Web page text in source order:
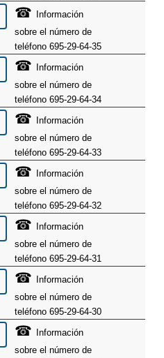
☎ Información
sobre el número de
teléfono 695-29-64-35
☎ Información
sobre el número de
teléfono 695-29-64-34
☎ Información
sobre el número de
teléfono 695-29-64-33
☎ Información
sobre el número de
teléfono 695-29-64-32
☎ Información
sobre el número de
teléfono 695-29-64-31
☎ Información
sobre el número de
teléfono 695-29-64-30
☎ Información
sobre el número de